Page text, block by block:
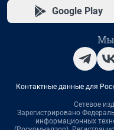
Google Play
Мы
Контактные данные для
Сетевое
Зарегистрировано
информационных